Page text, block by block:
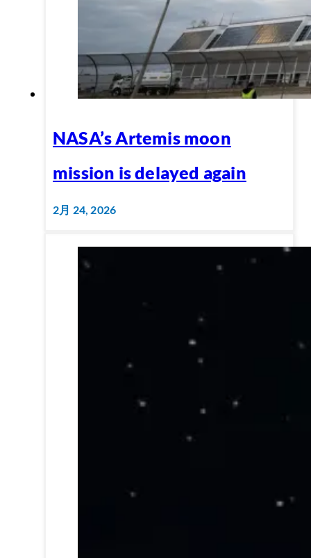
NASA’s Artemis moon
mission is delayed again
2月 24, 2026